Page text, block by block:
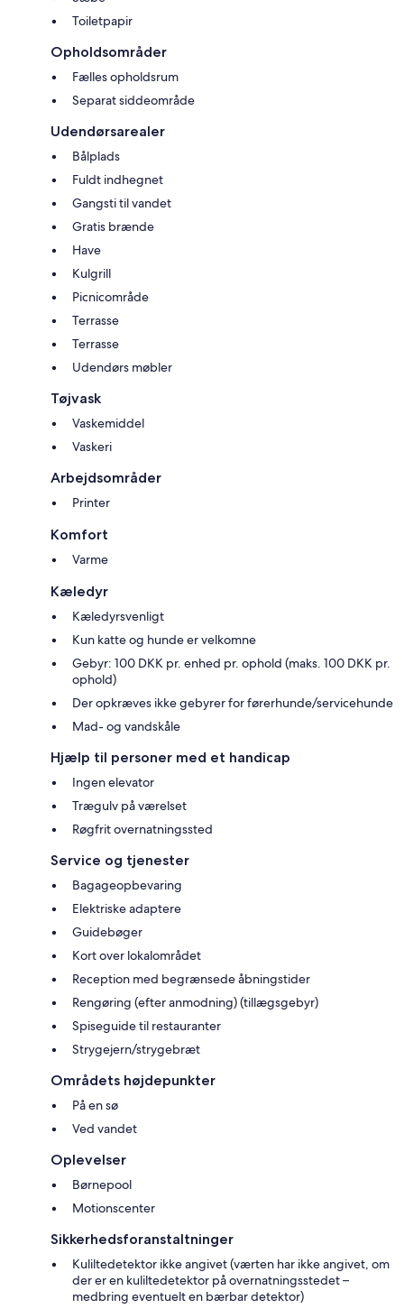
Toiletpapir
Opholdsområder
Fælles opholdsrum
Separat siddeområde
Udendørsarealer
Bålplads
Fuldt indhegnet
Gangsti til vandet
Gratis brænde
Have
Kulgrill
Picnicområde
Terrasse
Terrasse
Udendørs møbler
Tøjvask
Vaskemiddel
Vaskeri
Arbejdsområder
Printer
Komfort
Varme
Kæledyr
Kæledyrsvenligt
Kun katte og hunde er velkomne
Gebyr: 100 DKK pr. enhed pr. ophold (maks. 100 DKK pr.
ophold)
Der opkræves ikke gebyrer for førerhunde/servicehunde
Mad- og vandskåle
Hjælp til personer med et handicap
Ingen elevator
Trægulv på værelset
Røgfrit overnatningssted
Service og tjenester
Bagageopbevaring
Elektriske adaptere
Guidebøger
Kort over lokalområdet
Reception med begrænsede åbningstider
Rengøring (efter anmodning) (tillægsgebyr)
Spiseguide til restauranter
Strygejern/strygebræt
Områdets højdepunkter
På en sø
Ved vandet
Oplevelser
Børnepool
Motionscenter
Sikkerhedsforanstaltninger
Kuliltedetektor ikke angivet (værten har ikke angivet, om
der er en kuliltedetektor på overnatningsstedet –
medbring eventuelt en bærbar detektor)